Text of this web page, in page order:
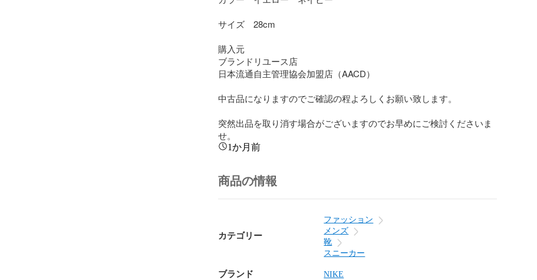
サイズ　28cm
購入元
ブランドリユース店
日本流通自主管理協会加盟店（AACD）
中古品になりますのでご確認の程よろしくお願い致します。
突然出品を取り消す場合がございますのでお早めにご検討くださいま
せ。
1か月前
商品の情報
カテゴリー
ファッション
メンズ
靴
スニーカー
ブランド NIKE